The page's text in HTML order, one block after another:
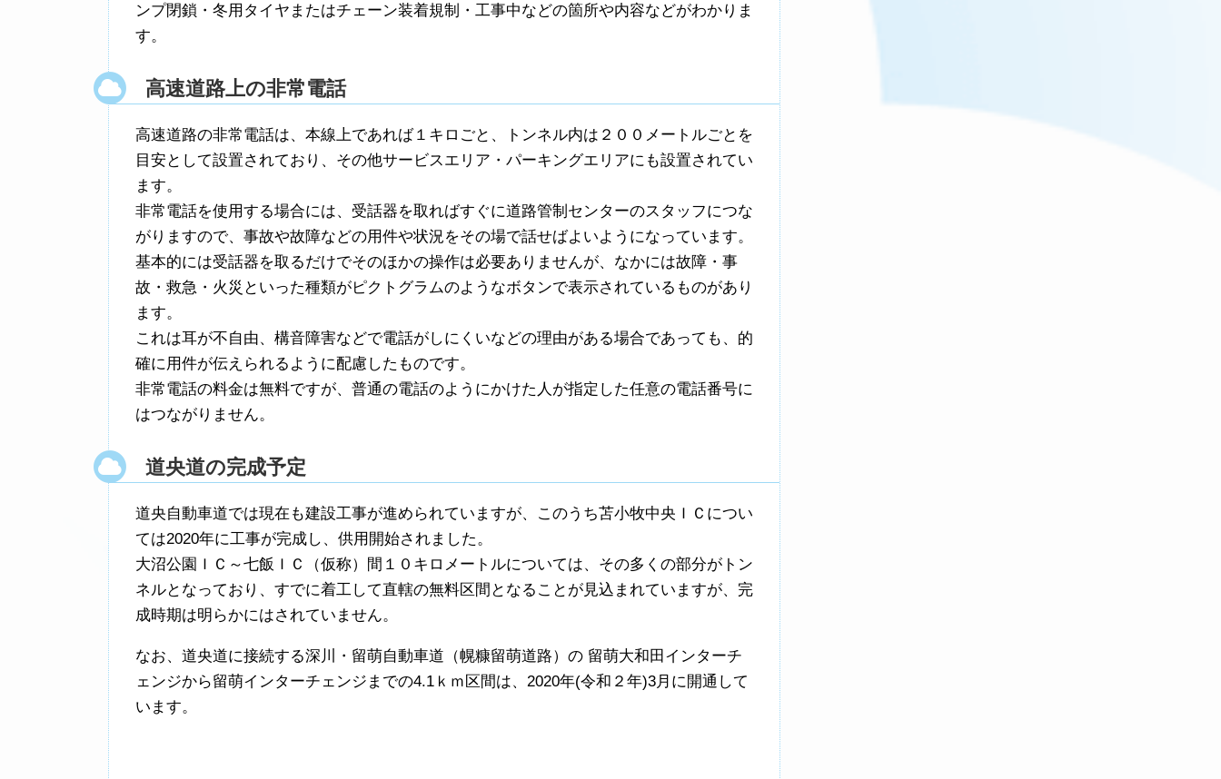
ンプ閉鎖・冬用タイヤまたはチェーン装着規制・工事中などの箇所や内容などがわかりま
す。
高速道路上の非常電話
高速道路の非常電話は、本線上であれば１キロごと、トンネル内は２００メートルごとを
目安として設置されており、その他サービスエリア・パーキングエリアにも設置されてい
ます。
非常電話を使用する場合には、受話器を取ればすぐに道路管制センターのスタッフにつな
がりますので、事故や故障などの用件や状況をその場で話せばよいようになっています。
基本的には受話器を取るだけでそのほかの操作は必要ありませんが、なかには故障・事
故・救急・火災といった種類がピクトグラムのようなボタンで表示されているものがあり
ます。
これは耳が不自由、構音障害などで電話がしにくいなどの理由がある場合であっても、的
確に用件が伝えられるように配慮したものです。
非常電話の料金は無料ですが、普通の電話のようにかけた人が指定した任意の電話番号に
はつながりません。
道央道の完成予定
道央自動車道では現在も建設工事が進められていますが、このうち苫小牧中央ＩＣについ
ては2020年に工事が完成し、供用開始されました。
大沼公園ＩＣ～七飯ＩＣ（仮称）間１０キロメートルについては、その多くの部分がトン
ネルとなっており、すでに着工して直轄の無料区間となることが見込まれていますが、完
成時期は明らかにはされていません。
なお、道央道に接続する深川・留萌自動車道（幌糠留萌道路）の 留萌大和田インターチ
ェンジから留萌インターチェンジまでの4.1ｋｍ区間は、2020年(令和２年)3月に開通して
います。